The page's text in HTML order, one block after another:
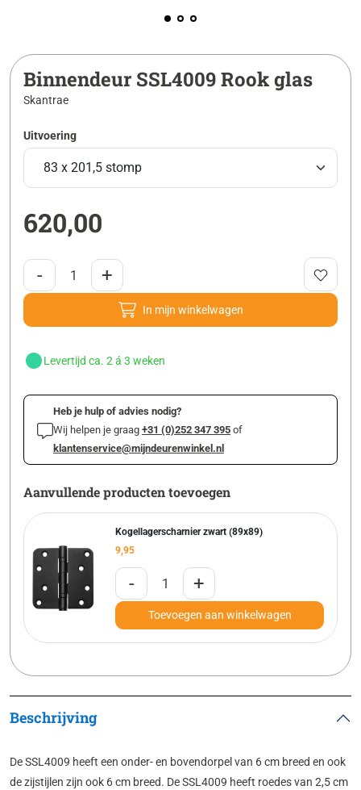
Binnendeur SSL4009 Rook glas
Skantrae
Uitvoering
620,00
- +
In mijn winkelwagen
Levertijd ca. 2 á 3 weken
Heb je hulp of advies nodig?
Wij helpen je graag +31 (0)252 347 395 of
klantenservice@mijndeurenwinkel.nl
Aanvullende producten toevoegen
Kogellagerscharnier zwart (89x89)
9,95
- +
Toevoegen aan winkelwagen
Beschrijving
De SSL4009 heeft een onder- en bovendorpel van 6 cm breed en ook
de zijstijlen zijn ook 6 cm breed. De SSL4009 heeft roedes van 2,5 cm